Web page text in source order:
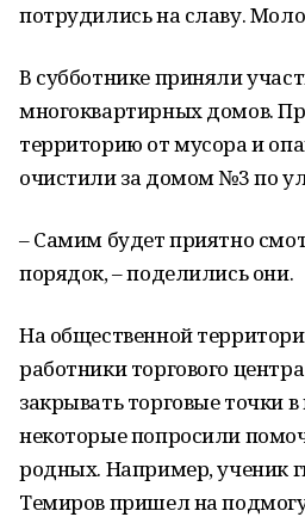
потрудились на славу.
В субботнике приняли
многоквартирных домов.
территорию от мусора и
очистили за домом №3 по
– Самим будет приятно
порядок, – поделились они.
На общественной
работники торгового
закрывать торговые точки
некоторые попросили
родных. Например, ученик
Темиров пришел на